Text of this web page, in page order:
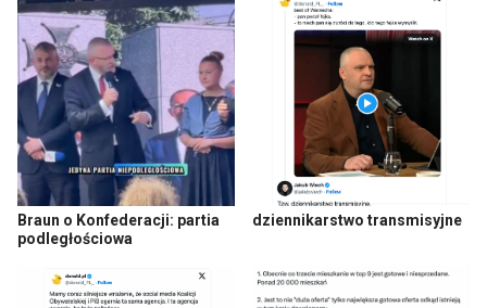
Braun o Konfederacji: partia
podległościowa
dziennikarstwo transmisyjne